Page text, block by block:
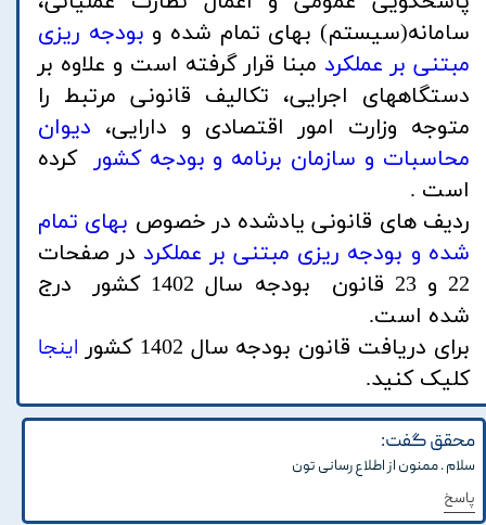
سامانه(سیستم) بهای تمام شده و بودجه ریزی
مبتنی بر عملکردمبنا قرار گرفته است و علاوه بر
دستگاههای اجرایی، تکالیف قانونی مرتبط را
متوجه وزارت امور اقتصادی و دارایی، دیوان
محاسبات و سازمان برنامه و بودجه کشور
کرده
است .
ردیف های قانونی یادشده در خصوص بهای تمام
شده و بودجه ریزی مبتنی بر عملکرددر صفحات
22 و 23 قانون بودجه سال 1402 کشور درج
شده است.
برای دریافت قانون بودجه سال 1402 کشور
اینجا
کلیک کنید.
محقق گفت:
سلام . ممنون از اطلاع رسانی تون
پاسخ